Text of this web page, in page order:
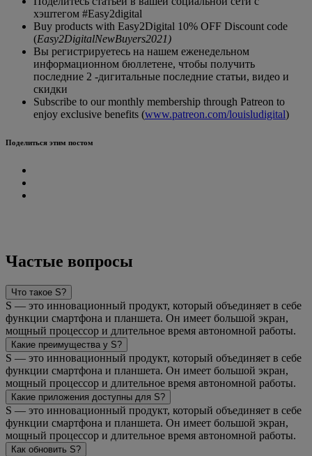
хэштегом #Easy2digital
Buy products with Easy2Digital 10% OFF Discount code
(Easy2DigitalNewBuyers2021)
Вы регистрируетесь на нашем еженедельном
информационном бюллетене, чтобы получить
последние 2 -дигитальные последние статьи, видео и
скидки
Subscribe to our monthly membership through Patreon to
enjoy exclusive benefits (www.patreon.com/louisludigital)
Поделиться этим постом
Частые вопросы
Что такое S?
S — это инновационный продукт, который объединяет в себе
функции смартфона и планшета. Он имеет большой экран,
мощный процессор и длительное время автономной работы.
Какие преимущества у S?
S — это инновационный продукт, который объединяет в себе
функции смартфона и планшета. Он имеет большой экран,
мощный процессор и длительное время автономной работы.
Какие приложения доступны для S?
S — это инновационный продукт, который объединяет в себе
функции смартфона и планшета. Он имеет большой экран,
мощный процессор и длительное время автономной работы.
Как обновить S?